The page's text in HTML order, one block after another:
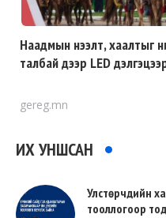
Наадмын нээлт, хаалтыг
талбай дээр LED
gereg.mn
ИХ УНШСАН
Улстөрчдийн
тооллогоор